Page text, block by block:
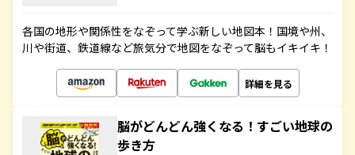
各国の地形や関係性をなぞって学ぶ新しい地図本！国境や州、
川や街道、鉄道線など旅気分で地図をなぞって脳もイキイキ！
詳細を見る
脳がどんどん強くなる！すごい地球の
歩き方